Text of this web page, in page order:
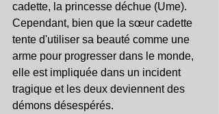
cadette, la princesse déchue (Ume).
Cependant, bien que la sœur cadette
tente d'utiliser sa beauté comme une
arme pour progresser dans le monde,
elle est impliquée dans un incident
tragique et les deux deviennent des
démons désespérés.